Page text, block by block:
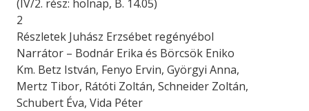
(IV/2. rész: holnap, B. 14.05)
2
Részletek Juhász Erzsébet regényébol
Narrátor – Bodnár Erika és Börcsök Eniko
Km. Betz István, Fenyo Ervin, Györgyi Anna,
Mertz Tibor, Rátóti Zoltán, Schneider Zoltán,
Schubert Éva, Vida Péter